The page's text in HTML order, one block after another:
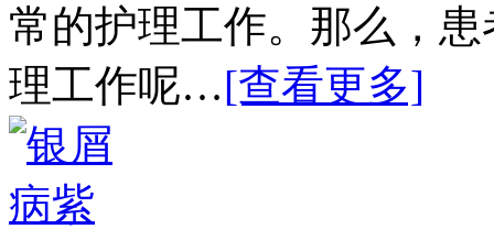
常的护理工作。那么，
理工作呢…[查看更多]